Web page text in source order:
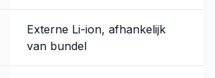
Externe Li-ion, afhankelijk
van bundel